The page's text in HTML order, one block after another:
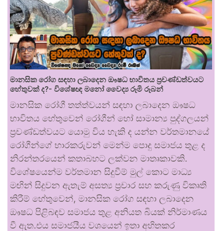
මානසික රෝග සඳහා ලබාදෙන ඖෂධ භාවිතය ප්‍රචණ්ඩත්වයට
හේතුවක් ද?- විශේෂඥ මනෝ වෛද්‍ය රූමි රූබන්
මානසික රෝගී තත්ත්වයන් සඳහා ලබාදෙන ඖෂධ
භාවිතය හේතුවෙන් රෝගීන් හෝ සාමාන්‍ය පුද්ගලයන්
ප්‍රචණ්ඩත්වයට යොමු විය හැකි ද යන්න වර්තමානයේ
රෝගීන්ගේ භාරකරුවන් මෙන්ම පොදු සමාජය තුළ ද
නිරන්තරයෙන් කතාබහට ලක්වන මාතෘකාවකි.
විශේෂයෙන්ම වර්තමාන සිදුවීම් මුල් කොට මාධ්‍ය
මඟින් සිදුවන ඇතැම් අසත්‍ය ප්‍රචාර සහ කරුණු විකෘති
කිරීම් හේතුවෙන්, මානසික රෝග සඳහා ලබාදෙන
ඖෂධ පිළිබඳව සමාජය තුළ අනියත බියක් නිර්මාණය
වී ඇත.එය සමාජයීය වශයෙන් ඉතා අහිතකර